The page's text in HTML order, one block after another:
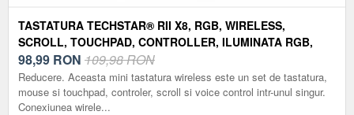
TASTATURA TECHSTAR® RII X8, RGB, WIRELESS,
SCROLL, TOUCHPAD, CONTROLLER, ILUMINATA RGB,
VOCE
98,99 RON 109,98 RON
Reducere. Aceasta mini tastatura wireless este un set de tastatura,
mouse si touchpad, controler, scroll si voice control intr-unul singur.
Conexiunea wirele...